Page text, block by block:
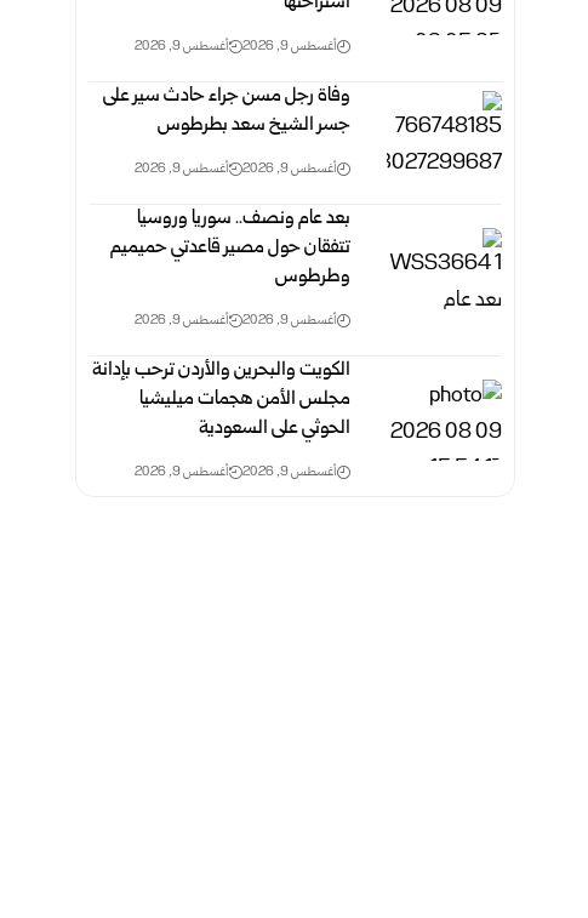
أغسطس 9, 2026 أغسطس 9, 2026
وفاة رجل مسن جراء حادث سير على
جسر الشيخ سعد بطرطوس
أغسطس 9, 2026 أغسطس 9, 2026
بعد عام ونصف.. سوريا وروسيا
تتفقان حول مصير قاعدتي حميميم
وطرطوس
أغسطس 9, 2026 أغسطس 9, 2026
الكويت والبحرين والأردن ترحب بإدانة
مجلس الأمن هجمات ميليشيا
الحوثي على السعودية
أغسطس 9, 2026 أغسطس 9, 2026